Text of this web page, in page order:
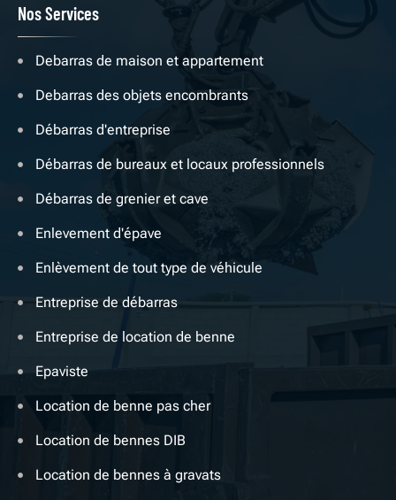
Nos Services
Debarras de maison et appartement
Debarras des objets encombrants
Débarras d'entreprise
Débarras de bureaux et locaux professionnels
Débarras de grenier et cave
Enlevement d'épave
Enlèvement de tout type de véhicule
Entreprise de débarras
Entreprise de location de benne
Epaviste
Location de benne pas cher
Location de bennes DIB
Location de bennes à gravats